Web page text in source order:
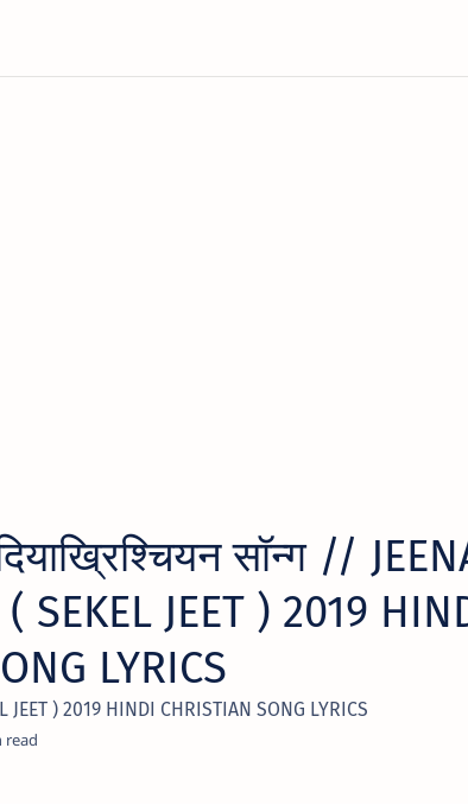
सॉन्ग //
SEKEL JEET ) 2019
LYRICS
JEET ) 2019 HINDI CHRISTIAN SONG LYRICS